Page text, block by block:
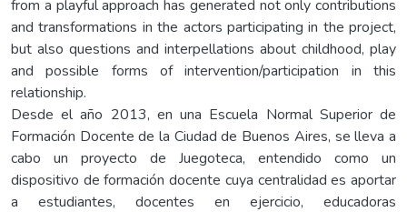
from a playful approach has generated not only contributions
and transformations in the actors participating in the project,
but also questions and interpellations about childhood, play
and possible forms of intervention/participation in this
relationship.
Desde el año 2013, en una Escuela Normal Superior de
Formación Docente de la Ciudad de Buenos Aires, se lleva a
cabo un proyecto de Juegoteca, entendido como un
dispositivo de formación docente cuya centralidad es aportar
a estudiantes, docentes en ejercicio, educadoras